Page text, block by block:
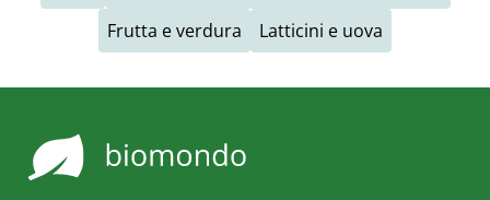
Frutta e verdura
Latticini e uova